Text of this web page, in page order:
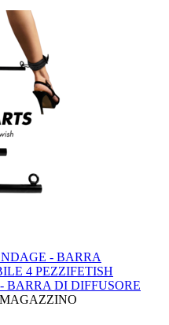
- BARRA
4 PEZZIFETISH
BARRA DI DIFFUSORE